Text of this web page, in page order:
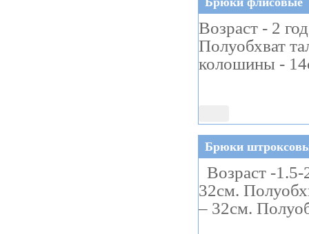
Возраст - 2
Полуобхват
колошины -
Брюки
Возраст -
32см.
– 32см.